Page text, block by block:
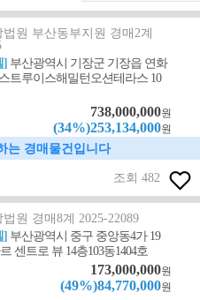
법원 부산동부지원 경매2계
] 부산광역시 기장군 기장읍 연화
트루이스해밀턴오션테라스 10
738,000,000원
(34%)253,134,000원
는 경매물건입니다
조회 482
원 경매8계 2025-22089
] 부산광역시 중구 중앙동4가 19
센트로 뷰 14층103동1404호
173,000,000원
(49%)84,770,000원